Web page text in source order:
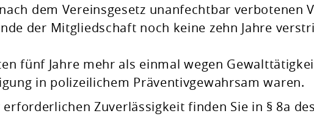
dem Vereinsgesetz unanfechtbar verbotenen
der Mitgliedschaft noch keine zehn Jahre
fünf Jahre mehr als einmal wegen
in polizeilichem Präventivgewahrsam waren.
erforderlichen Zuverlässigkeit finden Sie in § 8a